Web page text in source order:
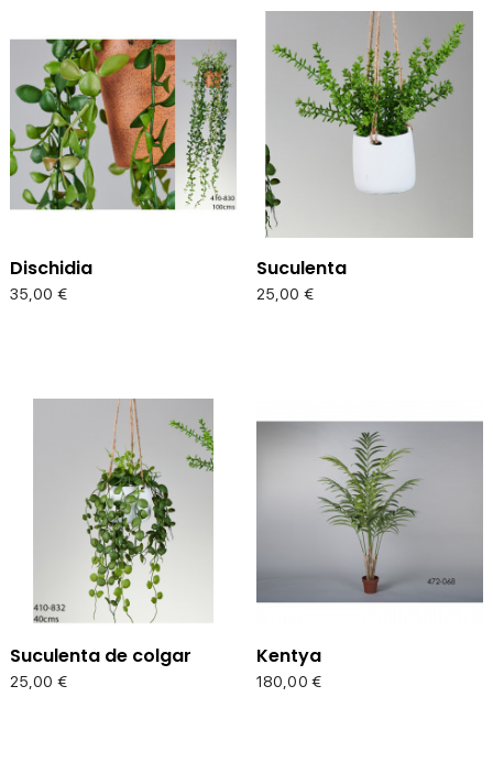
Dischidia
Precio
35,00 €
Suculenta
Precio
25,00 €
Suculenta de colgar
Precio
25,00 €
Kentya
Precio
180,00 €